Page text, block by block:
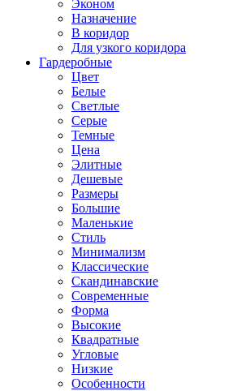
Эконом
Назначение
В коридор
Для узкого коридора
Гардеробные
Цвет
Белые
Светлые
Серые
Темные
Цена
Элитные
Дешевые
Размеры
Большие
Маленькие
Стиль
Минимализм
Классические
Скандинавские
Современные
Форма
Высокие
Квадратные
Угловые
Низкие
Особенности